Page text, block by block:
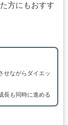
方にもおすす
せながらダイエッ
長も同時に進める